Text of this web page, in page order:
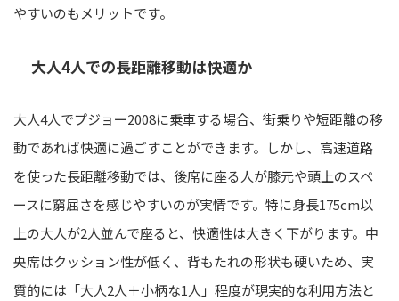
やすいのもメリットです。
大人4人での長距離移動は快適か
大人4人でプジョー2008に乗車する場合、街乗りや短距離の移
動であれば快適に過ごすことができます。しかし、高速道路
を使った長距離移動では、後席に座る人が膝元や頭上のスペ
ースに窮屈さを感じやすいのが実情です。特に身長175cm以
上の大人が2人並んで座ると、快適性は大きく下がります。中
央席はクッション性が低く、背もたれの形状も硬いため、実
質的には「大人2人＋小柄な1人」程度が現実的な利用方法と